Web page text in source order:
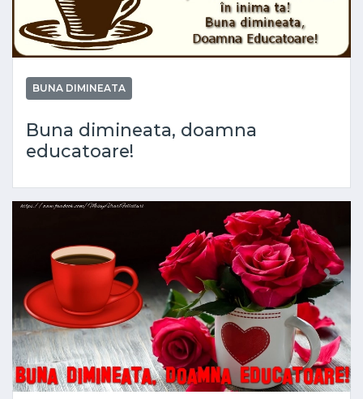
BUNA DIMINEATA
Buna dimineata, doamna
educatoare!